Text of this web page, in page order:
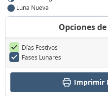
Luna Nueva
Opciones
Días Festivos
Fases Lunares
Imprimir